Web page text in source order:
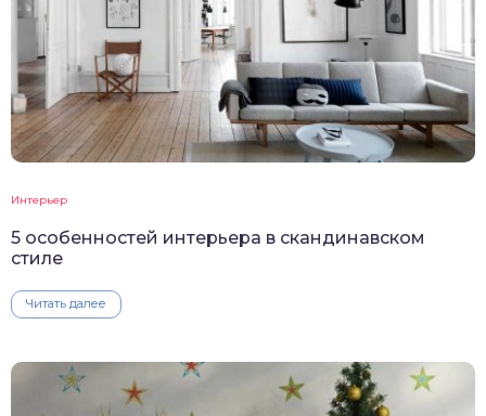
Интерьер
5 особенностей интерьера в скандинавском
стиле
Читать далее